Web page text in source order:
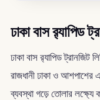
ঢাকা বাস র‌্যাপিড
ঢাকা বাস র‌্যাপিড
রাজধানী ঢাকা ও
ব্যবস্থা গড়ে তোলার